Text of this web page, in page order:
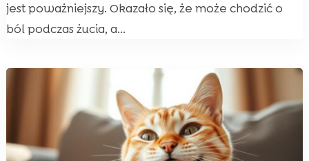
jest poważniejszy. Okazało się, że może chodzić o
ból podczas żucia, a...